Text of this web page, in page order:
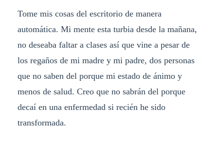
Tome mis cosas del escritorio de manera
automática. Mi mente esta turbia desde la mañana,
no deseaba faltar a clases así que vine a pesar de
los regaños de mi madre y mi padre, dos personas
que no saben del porque mi estado de ánimo y
menos de salud. Creo que no sabrán del porque
decaí en una enfermedad si recién he sido
transformada.